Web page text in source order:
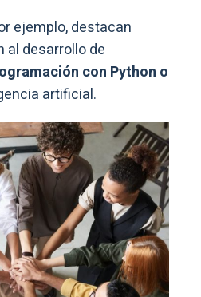
ejemplo, destacan
al desarrollo de
con Python o
artificial.